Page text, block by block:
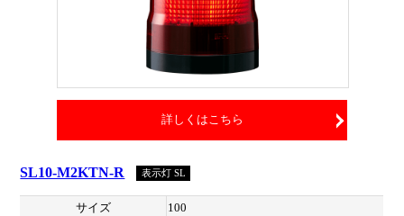
詳しくはこちら
SL10-M2KTN-R 表示灯 SL
サイズ
100